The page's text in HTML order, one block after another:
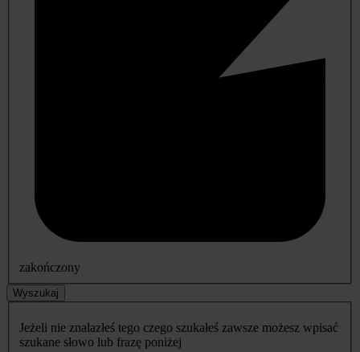
zakończony
Wyszukaj
Jeżeli nie znalazłeś tego czego szukałeś zawsze możesz wpisać
szukane słowo lub frazę poniżej